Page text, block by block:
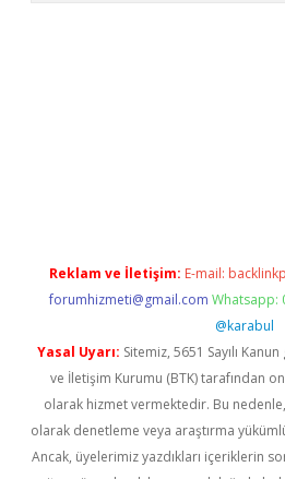
Reklam ve İletişim: E-mail:
forumhizmeti@gmail.com Whatsapp:
@karabul
Yasal Uyarı: Sitemiz, 5651 Sayılı
ve İletişim Kurumu (BTK) tarafından
olarak hizmet vermektedir. Bu
olarak denetleme veya araştırma
Ancak, üyelerimiz yazdıkları içeriklerin